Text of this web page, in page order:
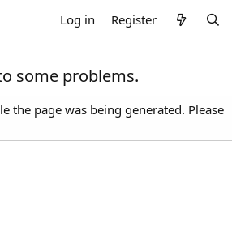
Log in Register
some problems.
the page was being generated. Please